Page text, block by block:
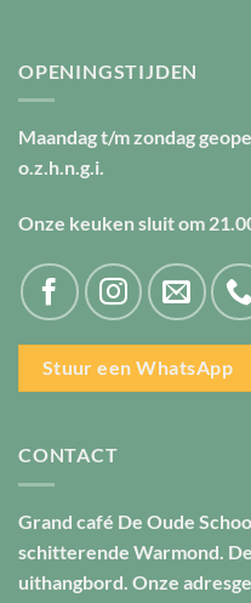
OPENINGSTIJDEN
Maandag t/m zondag
o.z.h.n.g.i.
Onze keuken sluit om
Stuur een WhatsApp
CONTACT
Grand café De Oude
schitterende Warmond.
uithangbord. Onze